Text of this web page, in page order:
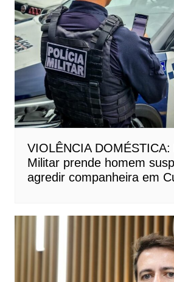
VIOLÊNCIA DOMÉSTICA:
Militar prende homem
agredir companheira em